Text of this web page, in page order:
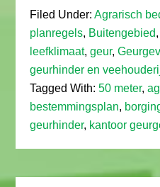
Filed Under:Agrarisch
planregels, Buitengebied,
leefklimaat,geur,
geurhinder en
Tagged With:50 meter,
bestemmingsplan,
geurhinder, kantoor